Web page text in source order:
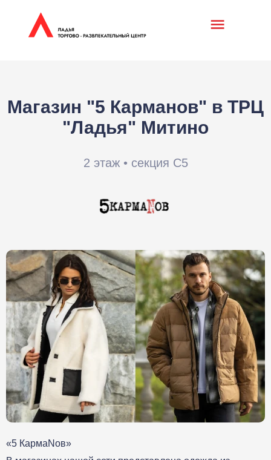
Магазин "5 Карманов" в ТРЦ
"Ладья" Митино
2 этаж • секция С5
«5 КармаNов»